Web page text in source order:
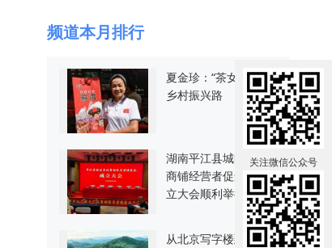
频道本月排行
夏金珍：“茶女腊肉”的
乡村振兴路
湖南平江县城区实体
商铺经营者促进会成
立大会顺利举行
从北京写字楼到保靖
关注微信公众号